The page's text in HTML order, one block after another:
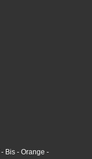
- Bis - Orange -